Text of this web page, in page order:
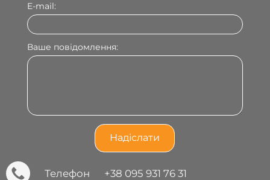
E-mail:
Ваше повідомлення:
Телефон +38 095 931 76 31